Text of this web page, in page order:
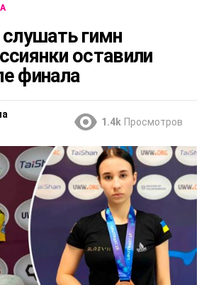
гимн
оставили
финала
1.4k Просмотров